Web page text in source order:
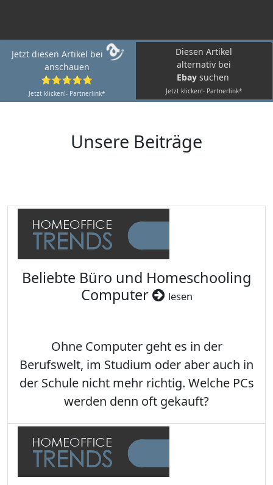
Jetzt diesen Artikel bei
anschauen
⭐⭐⭐⭐⭐
Jetzt klicken!- Partnerlink*
Diesen Artikel
alternativ bei
Ebay suchen
Jetzt klicken!- Partnerlink*
Unsere Beiträge
Beliebte Büro und Homeschooling
Computer
lesen
Ohne Computer geht es in der
Berufswelt, im Studium oder aber auch in
der Schule nicht mehr richtig. Welche PCs
werden denn oft gekauft?